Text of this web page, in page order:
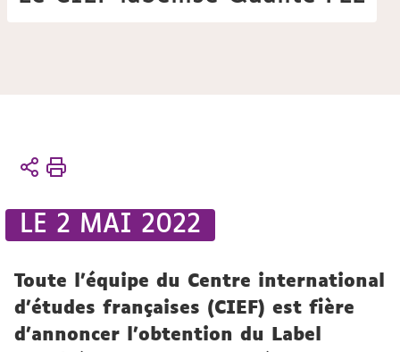
Vous
Accueil
LE 2 MAI 2022
Toute l’équipe du Centre international
d'études françaises (CIEF) est fière
d’annoncer l’obtention du Label